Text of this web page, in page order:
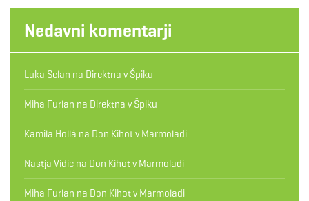
Nedavni komentarji
Luka Selan na Direktna v Špiku
Miha Furlan na Direktna v Špiku
Kamila Hollá na Don Kihot v Marmoladi
Nastja Vidic na Don Kihot v Marmoladi
Miha Furlan na Don Kihot v Marmoladi